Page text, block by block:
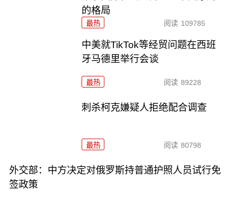
的格局
最热 阅读 109785
中美就TikTok等经贸问题在西班
牙马德里举行会谈
最热 阅读 89228
刺杀柯克嫌疑人拒绝配合调查
最热 阅读 80798
外交部：中方决定对俄罗斯持普通护照人员试行免
签政策